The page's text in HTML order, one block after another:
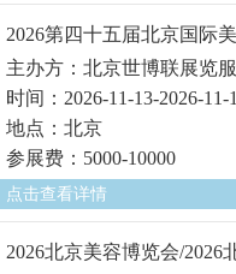
2026第四十五届北京国际
主办方：北京世博联展览
时间：2026-11-13-2026-11-
地点：北京
参展费：5000-10000
点击查看详情
2026北京美容博览会/2026